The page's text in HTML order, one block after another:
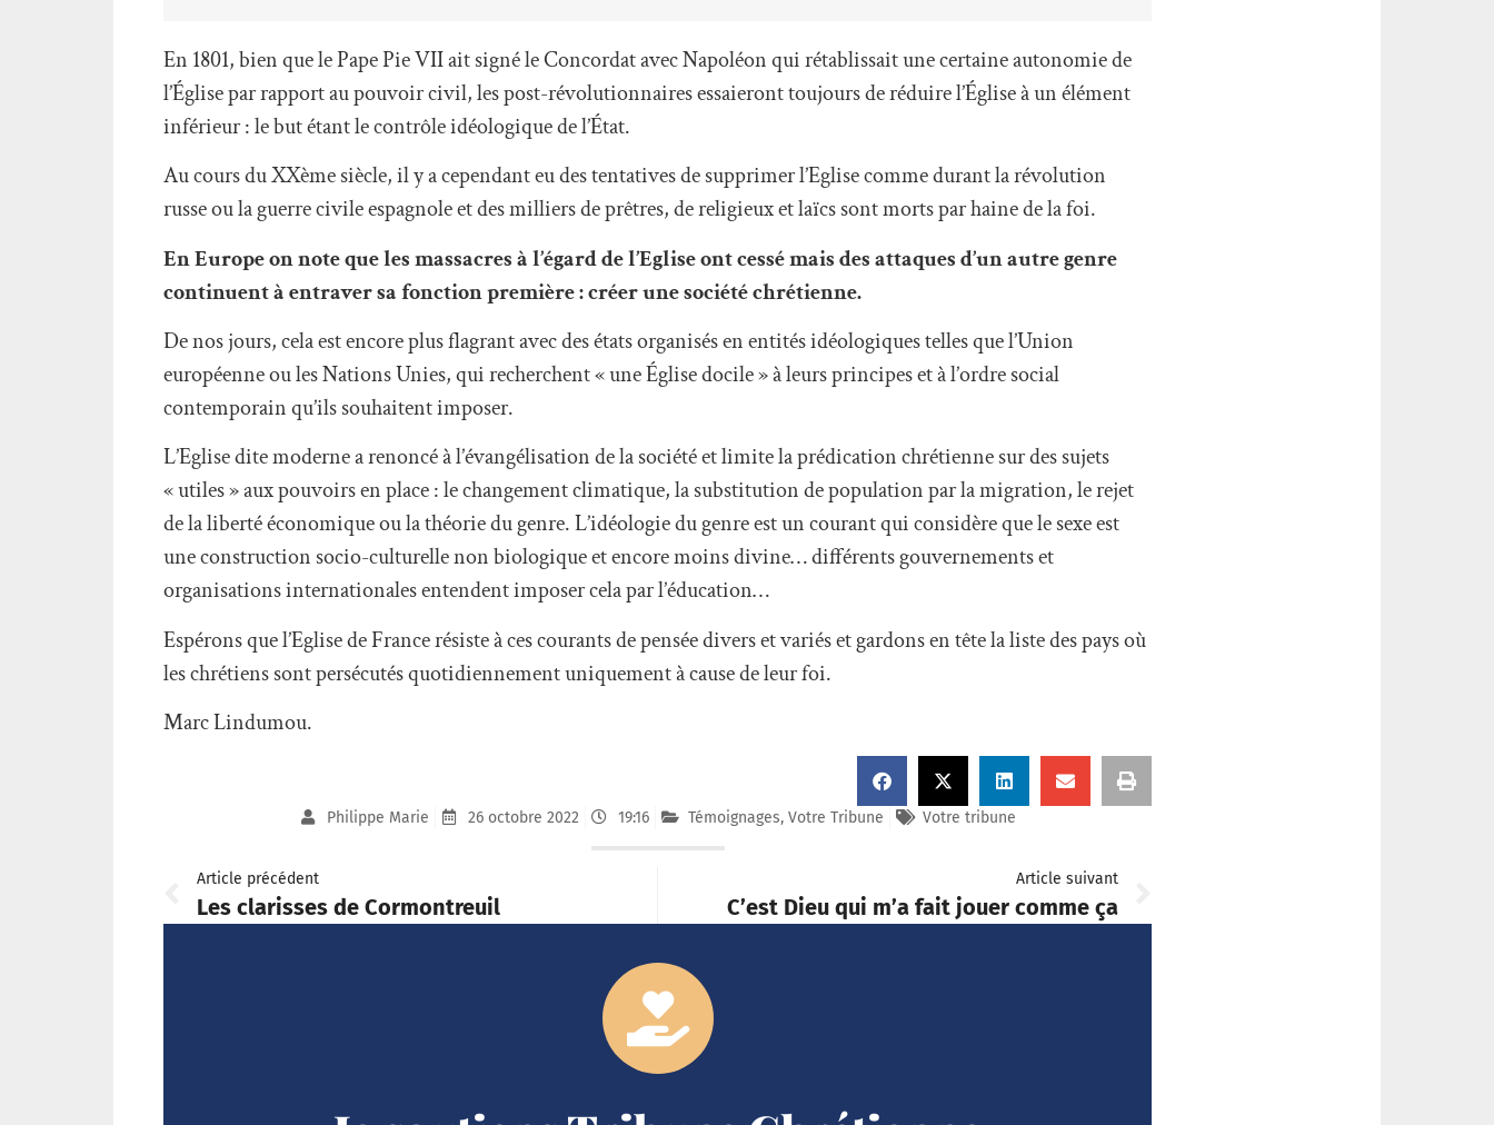
En 1801, bien que le Pape Pie VII ait signé le Concordat avec Napoléon qui rétablissait une certaine autonomie de
l’Église par rapport au pouvoir civil, les post-révolutionnaires essaieront toujours de réduire l’Église à un élément
inférieur : le but étant le contrôle idéologique de l’État.
Au cours du XXème siècle, il y a cependant eu des tentatives de supprimer l’Eglise comme durant la révolution
russe ou la guerre civile espagnole et des milliers de prêtres, de religieux et laïcs sont morts par haine de la foi.
En Europe on note que les massacres à l’égard de l’Eglise ont cessé mais des attaques d’un autre genre
continuent à entraver sa fonction première : créer une société chrétienne.
De nos jours, cela est encore plus flagrant avec des états organisés en entités idéologiques telles que l’Union
européenne ou les Nations Unies, qui recherchent « une Église docile » à leurs principes et à l’ordre social
contemporain qu’ils souhaitent imposer.
L’Eglise dite moderne a renoncé à l’évangélisation de la société et limite la prédication chrétienne sur des sujets
« utiles » aux pouvoirs en place : le changement climatique, la substitution de population par la migration, le rejet
de la liberté économique ou la théorie du genre. L’idéologie du genre est un courant qui considère que le sexe est
une construction socio-culturelle non biologique et encore moins divine… différents gouvernements et
organisations internationales entendent imposer cela par l’éducation…
Espérons que l’Eglise de France résiste à ces courants de pensée divers et variés et gardons en tête la liste des pays où
les chrétiens sont persécutés quotidiennement uniquement à cause de leur foi.
Marc Lindumou.
Philippe Marie 26 octobre 2022 19:16 Témoignages, Votre Tribune Votre tribune
Article précédent
Les clarisses de Cormontreuil
Article suivant
C’est Dieu qui m’a fait jouer comme ça